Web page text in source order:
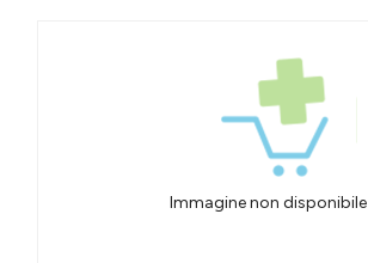
Immagine non disponibile